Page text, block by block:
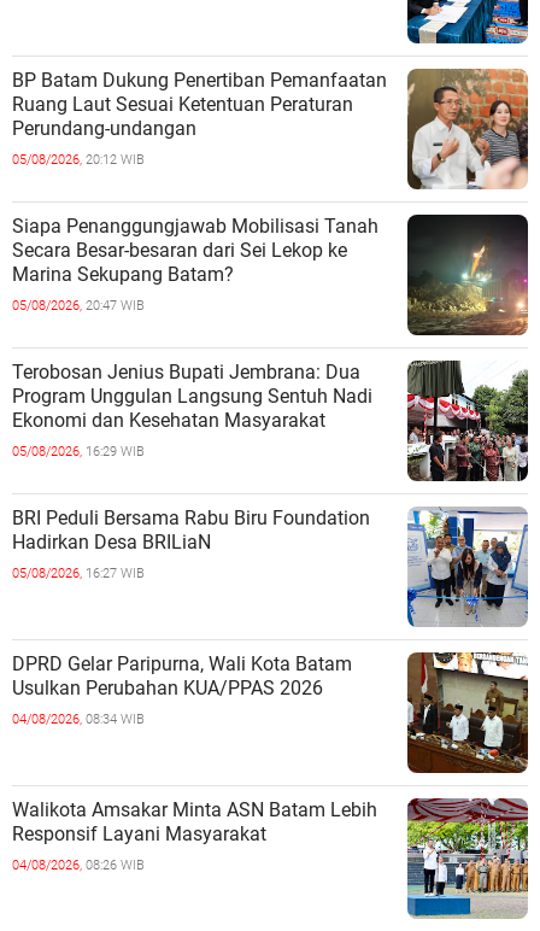
BP Batam Dukung Penertiban Pemanfaatan
Ruang Laut Sesuai Ketentuan Peraturan
Perundang-undangan
05/08/2026, 20:12 WIB
Siapa Penanggungjawab Mobilisasi Tanah
Secara Besar-besaran dari Sei Lekop ke
Marina Sekupang Batam?
05/08/2026, 20:47 WIB
Terobosan Jenius Bupati Jembrana: Dua
Program Unggulan Langsung Sentuh Nadi
Ekonomi dan Kesehatan Masyarakat
05/08/2026, 16:29 WIB
BRI Peduli Bersama Rabu Biru Foundation
Hadirkan Desa BRILiaN
05/08/2026, 16:27 WIB
DPRD Gelar Paripurna, Wali Kota Batam
Usulkan Perubahan KUA/PPAS 2026
04/08/2026, 08:34 WIB
Walikota Amsakar Minta ASN Batam Lebih
Responsif Layani Masyarakat
04/08/2026, 08:26 WIB